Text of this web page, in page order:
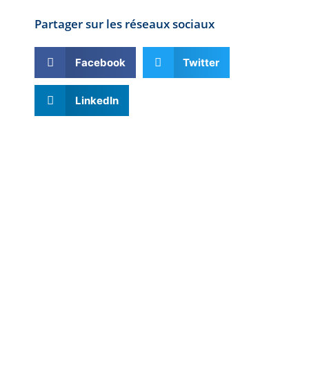
Partager sur les réseaux sociaux
Facebook Twitter
LinkedIn